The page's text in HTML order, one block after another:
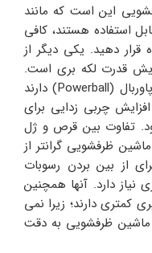
این است که مانند
استفاده هستند، کافی
دهید. یکی دیگر از
قدرت لکه بری است.
علاوه بر این، این قرص ها اصطلاحاً پاوربال (Powerball) دارند
چربی زدایی برای
تفاوت بین قرص و ژل
ظرفشویی گرانتر از
از بین بردن رسوبات
دارد. آنها همچنین
کمتری دارند؛ زیرا نمی
ماشین ظرفشویی به دقت